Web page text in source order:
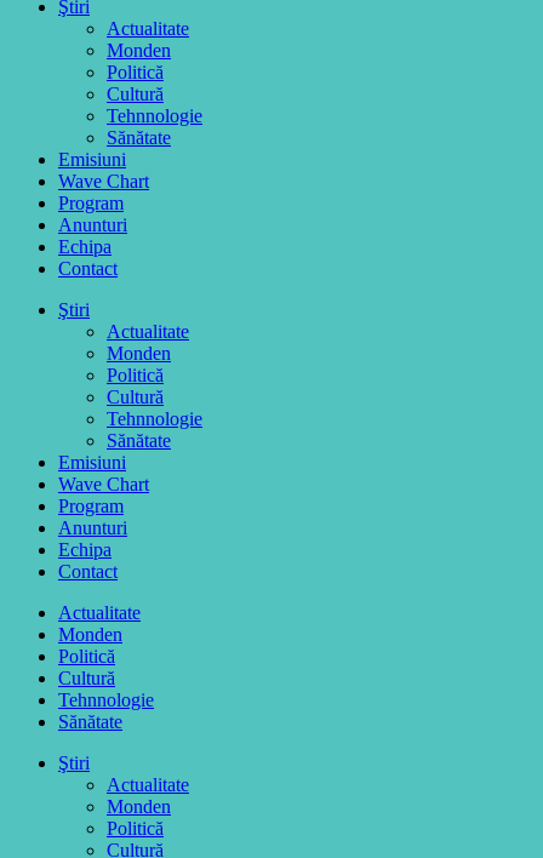
Ştiri
Actualitate
Monden
Politică
Cultură
Tehnnologie
Sănătate
Emisiuni
Wave Chart
Program
Anunturi
Echipa
Contact
Ştiri
Actualitate
Monden
Politică
Cultură
Tehnnologie
Sănătate
Emisiuni
Wave Chart
Program
Anunturi
Echipa
Contact
Actualitate
Monden
Politică
Cultură
Tehnnologie
Sănătate
Ştiri
Actualitate
Monden
Politică
Cultură